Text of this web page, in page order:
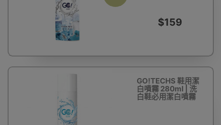
$159
GO!TECHS 鞋用潔
白噴霧 280ml | 洗
白鞋必用潔白噴霧